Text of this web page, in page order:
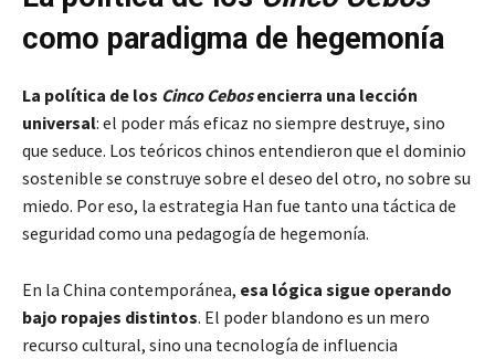
como paradigma de hegemonía
La política de los Cinco Cebosencierra una lección
universal: el poder más eficaz no siempre destruye, sino
que seduce. Los teóricos chinos entendieron que el dominio
sostenible se construye sobre el deseo del otro, no sobre su
miedo. Por eso, la estrategia Han fue tanto una táctica de
seguridad como una pedagogía de hegemonía.
En la China contemporánea, esa lógica sigue operando
bajo ropajes distintos. El poder blandono es un mero
recurso cultural, sino una tecnología de influencia